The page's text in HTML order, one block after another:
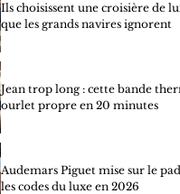
Ils choisissent une croisière de
que les grands navires ignorent
Jean trop long : cette bande
ourlet propre en 20 minutes
Audemars Piguet mise sur le
les codes du luxe en 2026